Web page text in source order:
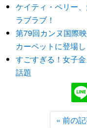
ケイティ・ペリー
ラブラブ！
第79回カンヌ国際
カーペットに登場
すごすぎる！女子
話題
« 前の